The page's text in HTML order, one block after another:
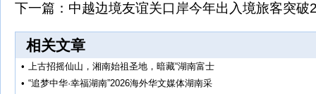
下一篇： 中越边境友谊关口岸今年出入境旅客突破
相关文章
• 上古招摇仙山，湘南始祖圣地，暗藏“湖南富士
• “追梦中华·幸福湖南”2026海外华文媒体湖南采